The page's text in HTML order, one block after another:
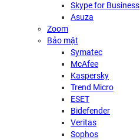
Skype for Business
Asuza
Zoom
Bảo mật
Symatec
McAfee
Kaspersky
Trend Micro
ESET
Bidefender
Veritas
Sophos